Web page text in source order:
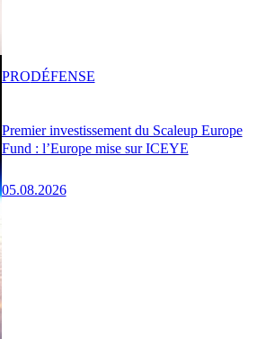
Premier investissement du Scaleup Europe
Fund : l’Europe mise sur ICEYE
05.08.2026
PRODÉFENSE